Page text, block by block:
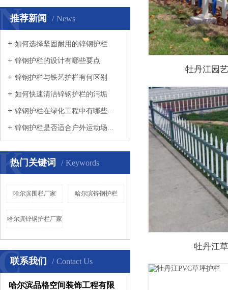
推荐新闻 News
如何选择坚固耐用的锌钢护栏
锌钢护栏的设计有哪些要点
锌钢护栏与铁艺护栏有何区别
如何快速清洁锌钢护栏的污垢
锌钢护栏在绿化工程中有哪些...
锌钢护栏是否适合户外运动场...
热门关键词 Keywords
哈尔滨围栏厂家 哈尔滨锌钢护栏
哈尔滨锌钢护栏厂家
联系我们 Contact Us
哈尔滨品格空间装饰工程有限
牡丹江园
牡丹江